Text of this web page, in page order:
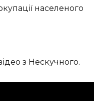
населеного
з Нескучного.